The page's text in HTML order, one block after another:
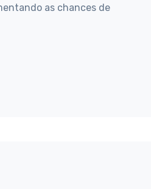
as chances de